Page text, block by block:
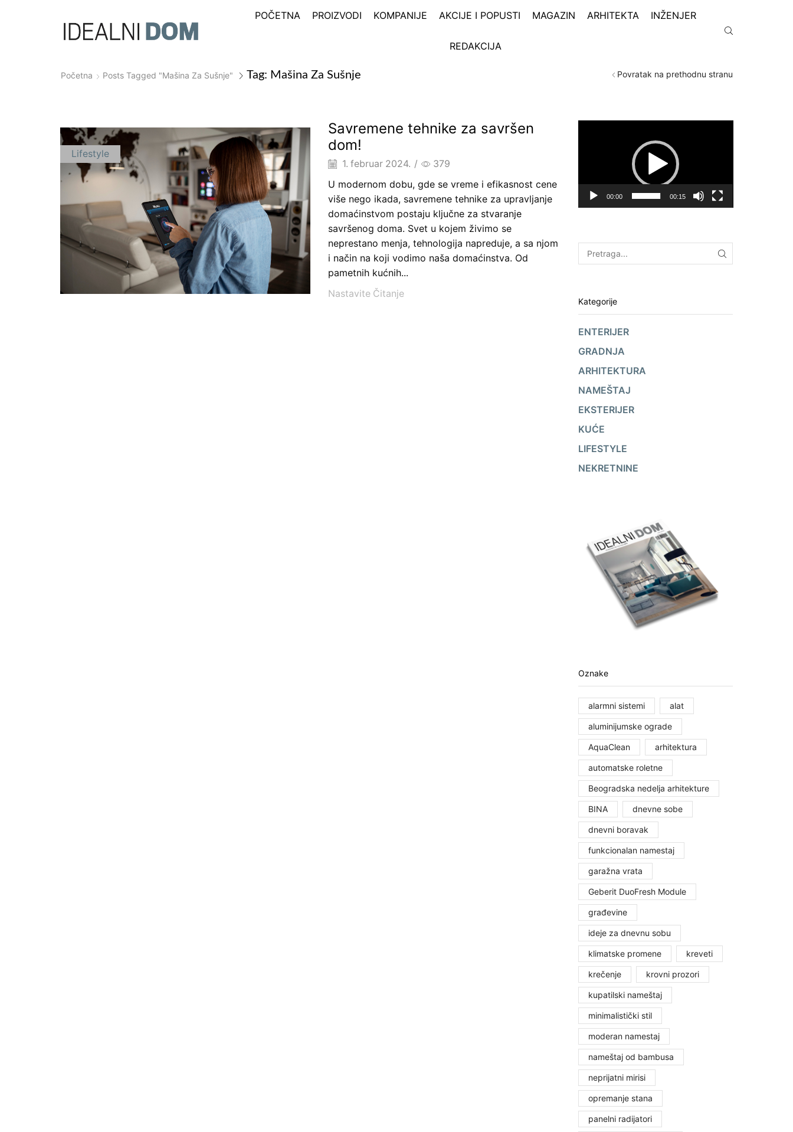
POČETNA PROIZVODI KOMPANIJE AKCIJE I POPUSTI MAGAZIN ARHITEKTA INŽENJER
REDAKCIJA
Povratak na prethodnu stranu
Početna Posts Tagged "mašina Za Sušnje" Tag: Mašina Za Sušnje
Lifestyle
Savremene tehnike za savršen
dom!
1. februar 2024. / 379
U modernom dobu, gde se vreme i efikasnost cene
više nego ikada, savremene tehnike za upravljanje
domaćinstvom postaju ključne za stvaranje
savršenog doma. Svet u kojem živimo se
neprestano menja, tehnologija napreduje, a sa njom
i način na koji vodimo naša domaćinstva. Od
pametnih kućnih...
Nastavite Čitanje
00:00 00:15
Kategorije
ENTERIJER
GRADNJA
ARHITEKTURA
NAMEŠTAJ
EKSTERIJER
KUĆE
LIFESTYLE
NEKRETNINE
Oznake
alarmni sistemi alat
aluminijumske ograde
AquaClean arhitektura
automatske roletne
Beogradska nedelja arhitekture
BINA dnevne sobe
dnevni boravak
funkcionalan namestaj
garažna vrata
Geberit DuoFresh Module
građevine
ideje za dnevnu sobu
klimatske promene kreveti
krečenje krovni prozori
kupatilski nameštaj
minimalistički stil
moderan namestaj
nameštaj od bambusa
neprijatni mirisi
opremanje stana
panelni radijatori